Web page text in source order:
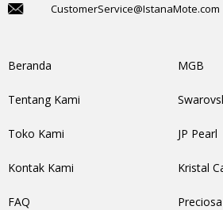
CustomerService@IstanaMote.com
Beranda
Tentang Kami
Toko Kami
Kontak Kami
FAQ
MGB
JP Pearl
Kristal